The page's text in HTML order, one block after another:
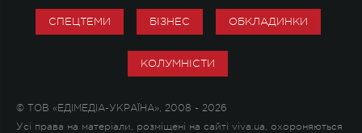
СПЕЦТЕМИ БІЗНЕС ОБКЛАДИНКИ
КОЛУМНІСТИ
© ТОВ «ЕДІМЕДІА-УКРАЇНА», 2008 - 2026
Усі права на матеріали, розміщені на сайті viva.ua, охороняються